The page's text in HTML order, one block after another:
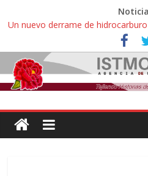
Un nuevo derrame de
ahora pescadores de Salinas del
Pemex
Ángel, el joven autista expulsado
Ixtepec, Oaxaca vuelve a las aulas
Familiares de periodista Alejandro
intelectuales de su asesinato
Alertan pescadores de Juchitán,